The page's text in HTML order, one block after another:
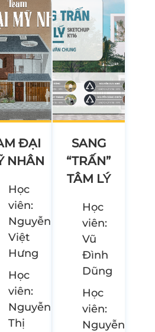
ĐẠI
NHÂN
Học
viên:
Nguyễn
Việt
Hưng
Học
viên:
Nguyễn
Thị
SANG
“TRẤN”
TÂM LÝ
Học
viên:
Vũ
Đình
Dũng
Học
viên:
Nguyễn